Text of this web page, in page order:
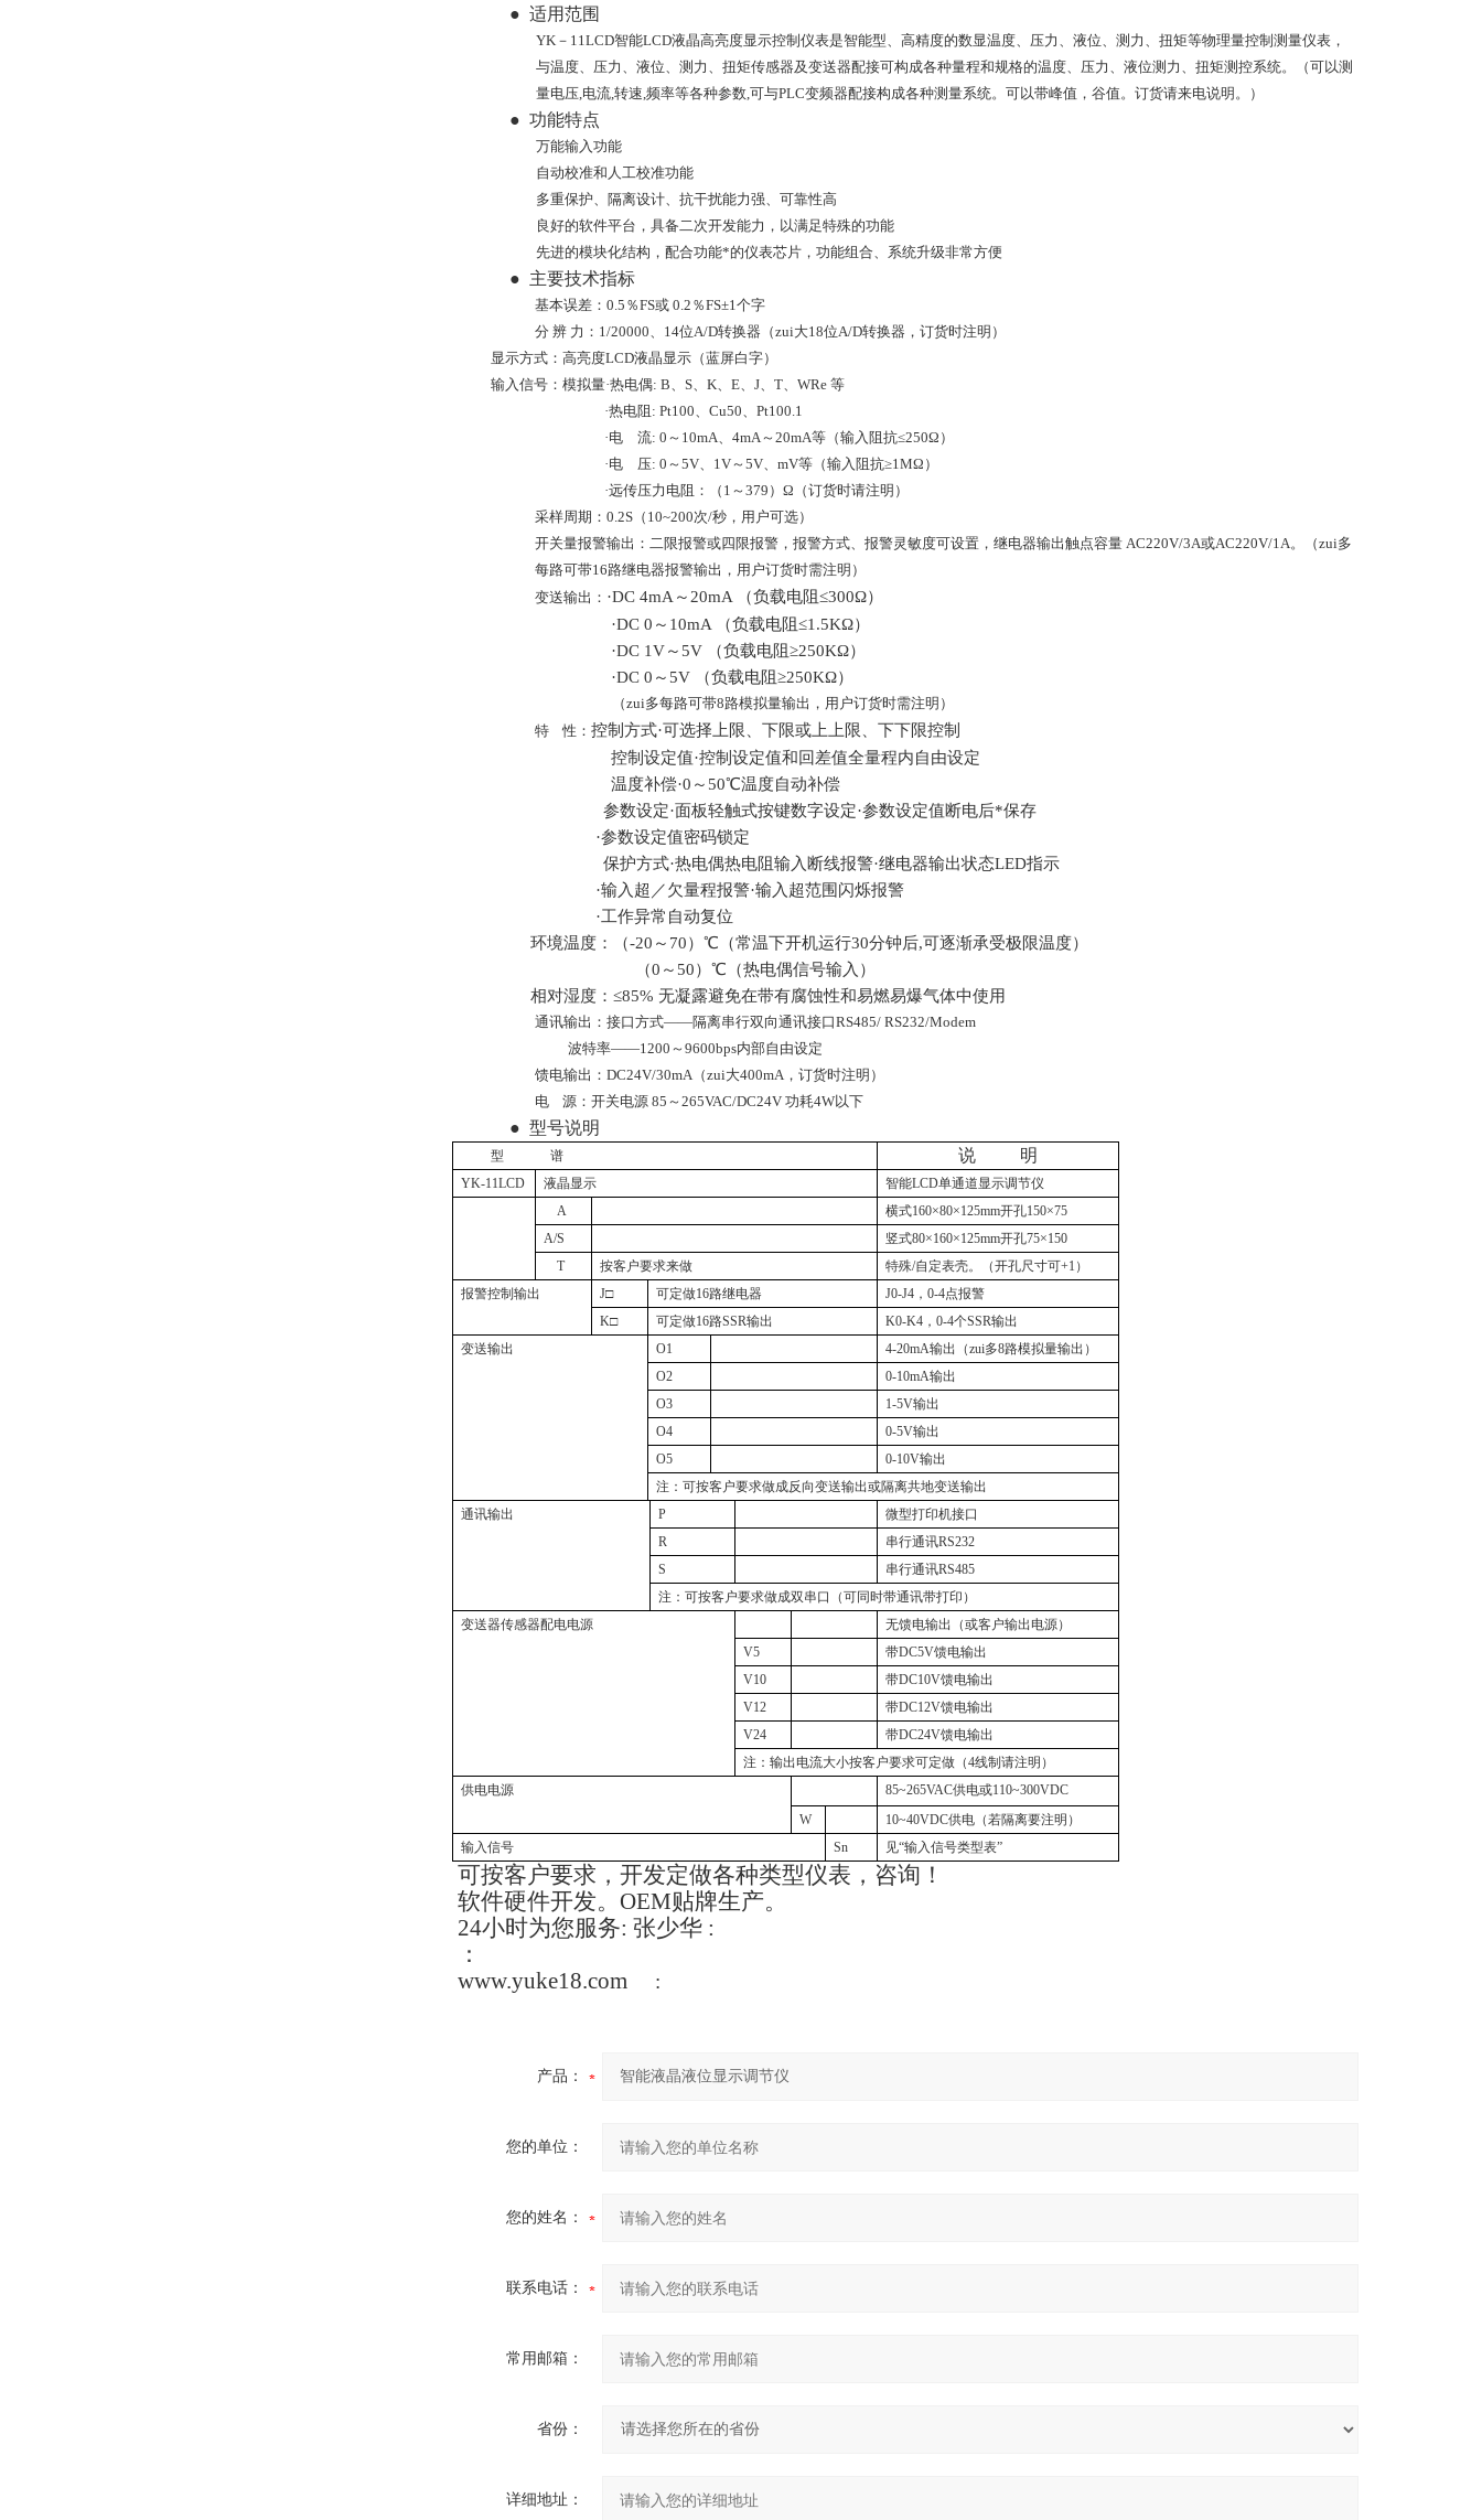
● 适用范围
YK－11LCD智能LCD液晶高亮度显示控制仪表是智能型、高精度的数显温度、压力、液位、测力、扭矩等物理量控制测量仪表，
与温度、压力、液位、测力、扭矩传感器及变送器配接可构成各种量程和规格的温度、压力、液位测力、扭矩测控系统。（可以测
量电压,电流,转速,频率等各种参数,可与PLC变频器配接构成各种测量系统。可以带峰值，谷值。订货请来电说明。）
● 功能特点
万能输入功能
自动校准和人工校准功能
多重保护、隔离设计、抗干扰能力强、可靠性高
良好的软件平台，具备二次开发能力，以满足特殊的功能
先进的模块化结构，配合功能*的仪表芯片，功能组合、系统升级非常方便
● 主要技术指标
基本误差：0.5％FS或 0.2％FS±1个字
分 辨 力：1/20000、14位A/D转换器（zui大18位A/D转换器，订货时注明）
显示方式：高亮度LCD液晶显示（蓝屏白字）
输入信号：模拟量·热电偶: B、S、K、E、J、T、WRe 等
·热电阻: Pt100、Cu50、Pt100.1
·电 流: 0～10mA、4mA～20mA等（输入阻抗≤250Ω）
·电 压: 0～5V、1V～5V、mV等（输入阻抗≥1MΩ）
·远传压力电阻：（1～379）Ω（订货时请注明）
采样周期：0.2S（10~200次/秒，用户可选）
开关量报警输出：二限报警或四限报警，报警方式、报警灵敏度可设置，继电器输出触点容量 AC220V/3A或AC220V/1A。（zui多
每路可带16路继电器报警输出，用户订货时需注明）
变送输出： ·DC 4mA～20mA （负载电阻≤300Ω）
·DC 0～10mA （负载电阻≤1.5KΩ）
·DC 1V～5V （负载电阻≥250KΩ）
·DC 0～5V （负载电阻≥250KΩ）
（zui多每路可带8路模拟量输出，用户订货时需注明）
特
性： 控制方式·可选择上限、下限或上上限、下下限控制
控制设定值·控制设定值和回差值全量程内自由设定
温度补偿·0～50℃温度自动补偿
参数设定·面板轻触式按键数字设定·参数设定值断电后*保存
·参数设定值密码锁定
保护方式·热电偶热电阻输入断线报警·继电器输出状态LED指示
·输入超／欠量程报警·输入超范围闪烁报警
·工作异常自动复位
环境温度：（-20 ～ 70） ℃（常温下开机运行30分钟后,可逐渐承受极限温度）
（0 ～50）℃（热电偶信号输入）
相对湿度：≤85% 无凝露避免在带有腐蚀性和易燃易爆气体中使用
通讯输出：接口方式——隔离串行双向通讯接口RS485/ RS232/Modem
波特率——1200～ 9600bps内部自由设定
馈电输出：DC24V/30mA（zui大400mA，订货时注明）
电
源：开关电源 85～265VAC/DC24V 功耗4W以下
● 型号说明
型 谱 说 明
YK-11LCD 液晶显示
智能LCD单通道显示调节仪
A
横式160×80×125mm开孔150×75
A/S
竖式80×160×125mm开孔75×150
T
按客户要求来做 特殊/自定表壳。（开孔尺寸可+1 ）
报警控制输出
J□ 可定做16路继电器 J0-J4 ，0-4点报警
K□ 可定做16路SSR输出 K0-K4 ，0-4个SSR输出
变送输出
O1 4-20mA输出（zui多8路模拟量输出）
O2
0-10mA输出
O3
1-5V输出
O4
0-5V输出
O5
0-10V输出
注：可按客户要求做成反向变送输出或隔离共地变送输出
通讯输出
P
微型打印机接口
R
串行通讯RS232
S
串行通讯RS485
注：可按客户要求做成双串口（可同时带通讯带打印）
变送器传感器配电电源
无馈电输出（或客户输出电源）
V5
带DC5V馈电输出
V10
带DC10V馈电输出
V12
带DC12V馈电输出
V24
带DC24V馈电输出
注：输出电流大小按客户要求可定做（4线制请注明）
供电电源
85~265VAC供电或110~300VDC
W
10~40VDC供电（若隔离要注明）
输入信号
Sn 见“输入信号类型表”
可按客户要求，开发定做各种类型仪表，咨询！
软件硬件开发。 OEM贴牌生产。
24小时为您服务: 张少华 :
：
www.yuke18.com
:
产品：
您的单位：
您的姓名：
联系电话：
常用邮箱：
省份：
详细地址：